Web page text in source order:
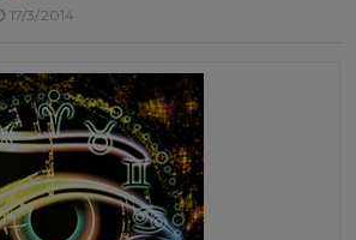
17/3/2014